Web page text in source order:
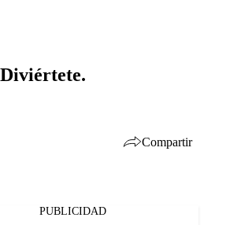
Compartir
PUBLICIDAD